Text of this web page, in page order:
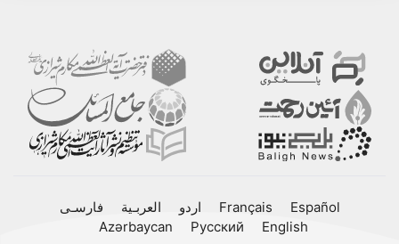
فارسـی العربـیة اردو Français
Español
Azərbaycan
Русский English